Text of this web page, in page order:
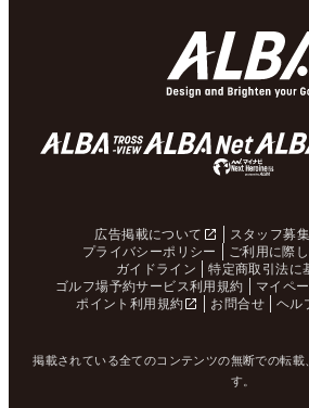
広告掲載について スタッフ募集
プライバシーポリシー
ご利用に際
ガイドライン
特定商取引法に
ゴルフ場予約サービス利用規約
マイペ
ポイント利用規約
お問合せ ヘル
掲載されている全てのコンテンツの無断での転載
す。